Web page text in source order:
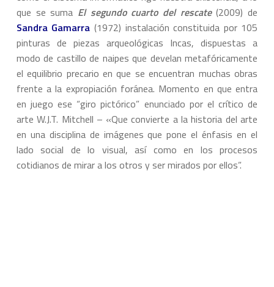
que se suma El segundo cuarto del rescate(2009) de
Sandra Gamarra (1972) instalación constituida por 105
pinturas de piezas arqueológicas Incas, dispuestas a
modo de castillo de naipes que develan metafóricamente
el equilibrio precario en que se encuentran muchas obras
frente a la expropiación foránea. Momento en que entra
en juego ese “giro pictórico” enunciado por el crítico de
arte W.J.T. Mitchell – «Que convierte a la historia del arte
en una disciplina de imágenes que pone el énfasis en el
lado social de lo visual, así como en los procesos
cotidianos de mirar a los otros y ser mirados por ellos”.